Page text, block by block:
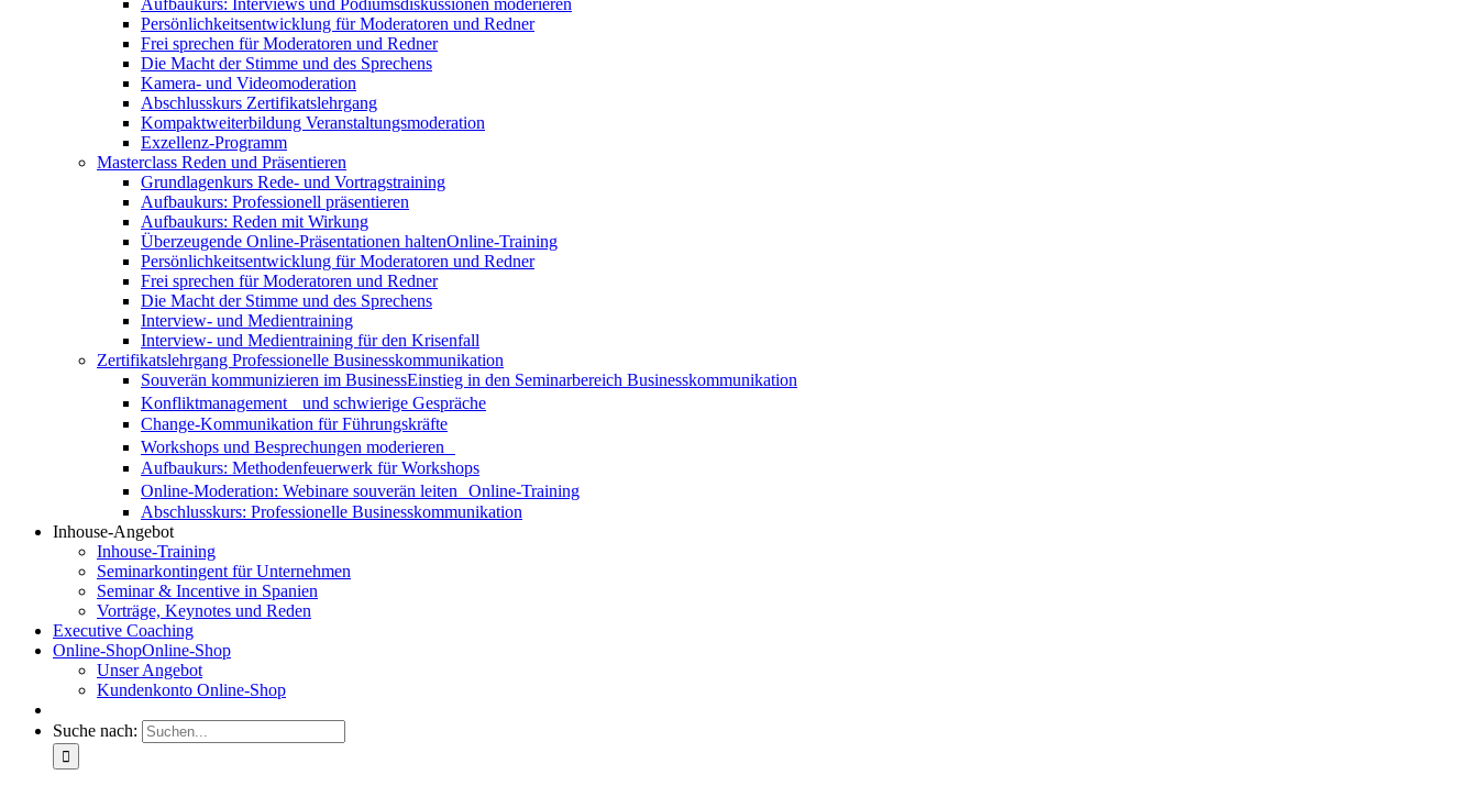
Aufbaukurs: Interviews und Podiumsdiskussionen moderieren
Persönlichkeitsentwicklung für Moderatoren und Redner
Frei sprechen für Moderatoren und Redner
Die Macht der Stimme und des Sprechens
Kamera- und Videomoderation
Abschlusskurs Zertifikatslehrgang
Kompaktweiterbildung Veranstaltungsmoderation
Exzellenz-Programm
Masterclass Reden und Präsentieren
Grundlagenkurs Rede- und Vortragstraining
Aufbaukurs: Professionell präsentieren
Aufbaukurs: Reden mit Wirkung
Überzeugende Online-Präsentationen haltenOnline-Training
Persönlichkeitsentwicklung für Moderatoren und Redner
Frei sprechen für Moderatoren und Redner
Die Macht der Stimme und des Sprechens
Interview- und Medientraining
Interview- und Medientraining für den Krisenfall
Zertifikatslehrgang Professionelle Businesskommunikation
Souverän kommunizieren im BusinessEinstieg in den Seminarbereich Businesskommunikation
Konfliktmanagement und schwierige Gespräche
Change-Kommunikation für Führungskräfte
Workshops und Besprechungen moderieren
Aufbaukurs: Methodenfeuerwerk für Workshops
Online-Moderation: Webinare souverän leiten Online-Training
Abschlusskurs: Professionelle Businesskommunikation
Inhouse-Angebot
Inhouse-Training
Seminarkontingent für Unternehmen
Seminar & Incentive in Spanien
Vorträge, Keynotes und Reden
Executive Coaching
Online-ShopOnline-Shop
Unser Angebot
Kundenkonto Online-Shop
Suche nach: